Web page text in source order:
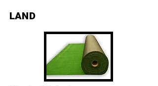
LAND